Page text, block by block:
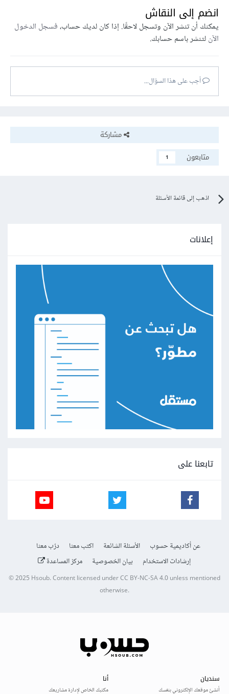
انضم إلى النقاش
يمكنك أن تنشر الآن وتسجل لاحقًا. إذا كان لديك حساب،فسجل الدخول
الآنلتنشر باسم حسابك.
أجب على هذا السؤال...
مشاركة
متابعون
1
اذهب إلى قائمة الأسئلة
إعلانات
تابعنا على
عن أكاديمية حسوب الأسئلة الشائعة اكتب معنا
درّب معنا
إرشادات الاستخدام
بيان الخصوصية مركز المساعدة
© 2025Hsoub.Content licensed underCC BY-NC-SA 4.0unless mentioned
otherwise.